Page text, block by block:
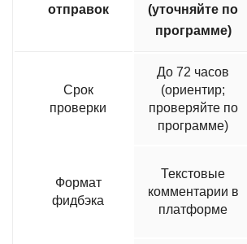
отправок
(уточняйте по
программе)
Срок
проверки
До 72 часов
(ориентир;
проверяйте по
программе)
Формат
фидбэка
Текстовые
комментарии в
платформе